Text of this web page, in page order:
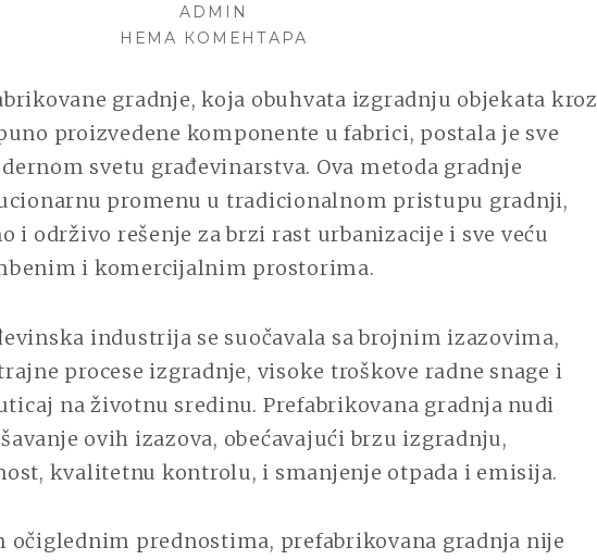
ONAUTHOR
ADMIN
НЕМА КОМЕНТАРА
PREFABRIKOVANE
GRADNJE:
PREDNOSTI
I
IZAZOVI
gradnje, koja obuhvata izgradnju objekata kroz
proizvedene komponente u fabrici, postala je sve
svetu građevinarstva. Ova metoda gradnje
promenu u tradicionalnom pristupu gradnji,
i održivo rešenje za brzi rast urbanizacije i sve veću
i komercijalnim prostorima.
industrija se suočavala sa brojnim izazovima,
procese izgradnje, visoke troškove radne snage i
na životnu sredinu. Prefabrikovana gradnja nudi
ovih izazova, obećavajući brzu izgradnju,
kvalitetnu kontrolu, i smanjenje otpada i emisija.
očiglednim prednostima, prefabrikovana gradnja nije